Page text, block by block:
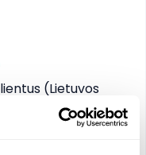
(Lietuvos